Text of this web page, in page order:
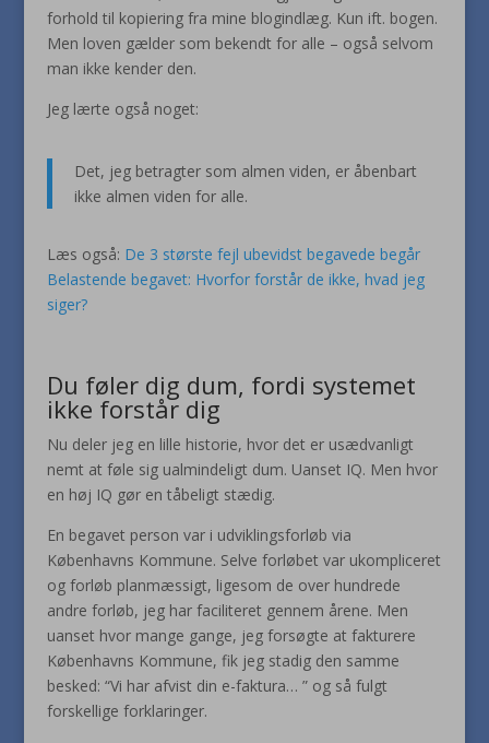
forhold til kopiering fra mine blogindlæg. Kun ift. bogen.
Men loven gælder som bekendt for alle – også selvom
man ikke kender den.
Jeg lærte også noget:
Det, jeg betragter som almen viden, er åbenbart
ikke almen viden for alle.
Læs også: De 3 største fejl ubevidst begavede begår
Belastende begavet: Hvorfor forstår de ikke, hvad jeg
siger?
Du føler dig dum, fordi systemet
ikke forstår dig
Nu deler jeg en lille historie, hvor det er usædvanligt
nemt at føle sig ualmindeligt dum. Uanset IQ. Men hvor
en høj IQ gør en tåbeligt stædig.
En begavet person var i udviklingsforløb via
Københavns Kommune. Selve forløbet var ukompliceret
og forløb planmæssigt, ligesom de over hundrede
andre forløb, jeg har faciliteret gennem årene. Men
uanset hvor mange gange, jeg forsøgte at fakturere
Københavns Kommune, fik jeg stadig den samme
besked: “Vi har afvist din e-faktura… ” og så fulgt
forskellige forklaringer.